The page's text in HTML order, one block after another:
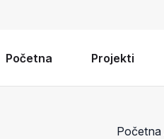
Početna Projekti
Početna